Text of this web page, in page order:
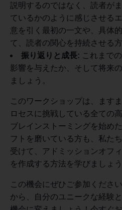
説明するのではなく、読者が
ているかのように感じさせる
意を引く最初の一文や、具体
て、読者の関心を持続させる
振り返りと成長: これまで
影響を与えたか、そして将来
ましょう。
このワークショップは、ます
ロセスに挑戦している全ての
ブレインストーミングを始め
フトを磨いている方も、私た
受けて、アドミッションオフ
を作成する方法を学びましょう
この機会にぜひご参加くださ
から、自分のユニークな経験